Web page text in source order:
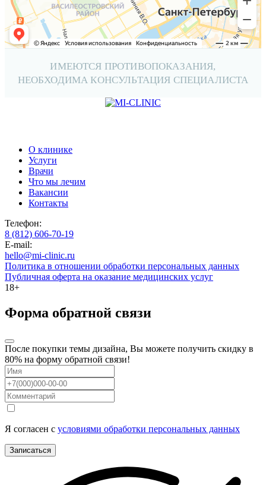
ИМЕЮТСЯ ПРОТИВОПОКАЗАНИЯ,
НЕОБХОДИМА КОНСУЛЬТАЦИЯ СПЕЦИАЛИСТА
О клинике
Услуги
Врачи
Что мы лечим
Вакансии
Контакты
Телефон:
8 (812) 606-70-19
E-mail:
hello@mi-clinic.ru
Политика в отношении обработки персональных данных
Публичная оферта на оказание медицинских услуг
18+
Форма обратной связи
После покупки темы дизайна, Вы можете получить скидку в
80% на форму обратной связи!
Я согласен с условиями обработки персональных данных
Записаться